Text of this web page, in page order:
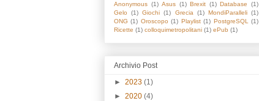
Anonymous (1) Asus (1) Brexit (1) Database
(1)
Gelo
(1) Giochi (1) Grecia (1) MondiParalleli (1)
ONG (1) Oroscopo (1) Playlist (1) PostgreSQL (1)
Ricette (1) colloquimetropolitani (1) ePub (1)
Archivio Post
► 2023 (1)
► 2020 (4)